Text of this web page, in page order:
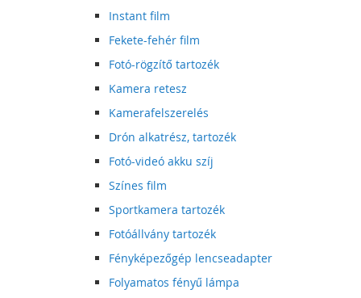
Instant film
Fekete-fehér film
Fotó-rögzítő tartozék
Kamera retesz
Kamerafelszerelés
Drón alkatrész, tartozék
Fotó-videó akku szíj
Színes film
Sportkamera tartozék
Fotóállvány tartozék
Fényképezőgép lencseadapter
Folyamatos fényű lámpa